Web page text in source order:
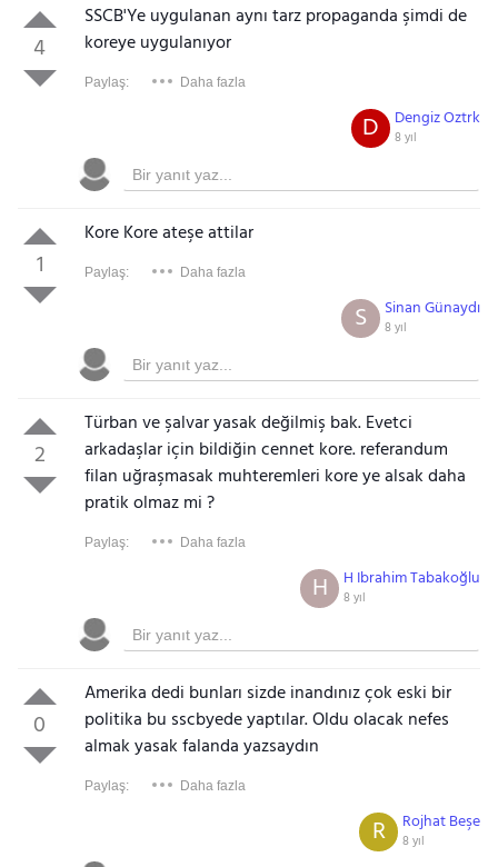
4
SSCB'Ye uygulanan aynı tarz propaganda şimdi de
koreye uygulanıyor
Paylaş: Daha fazla
Dengiz Oztrk
8 yıl
D
1
Kore Kore ateşe attilar
Paylaş: Daha fazla
Sinan Günaydı
8 yıl
S
2
Türban ve şalvar yasak değilmiş bak. Evetci
arkadaşlar için bildiğin cennet kore. referandum
filan uğraşmasak muhteremleri kore ye alsak daha
pratik olmaz mi ?
Paylaş: Daha fazla
H Ibrahim Tabakoğlu
8 yıl
H
0
Amerika dedi bunları sizde inandınız çok eski bir
politika bu sscbyede yaptılar. Oldu olacak nefes
almak yasak falanda yazsaydın
Paylaş: Daha fazla
Rojhat Beşe
8 yıl
R